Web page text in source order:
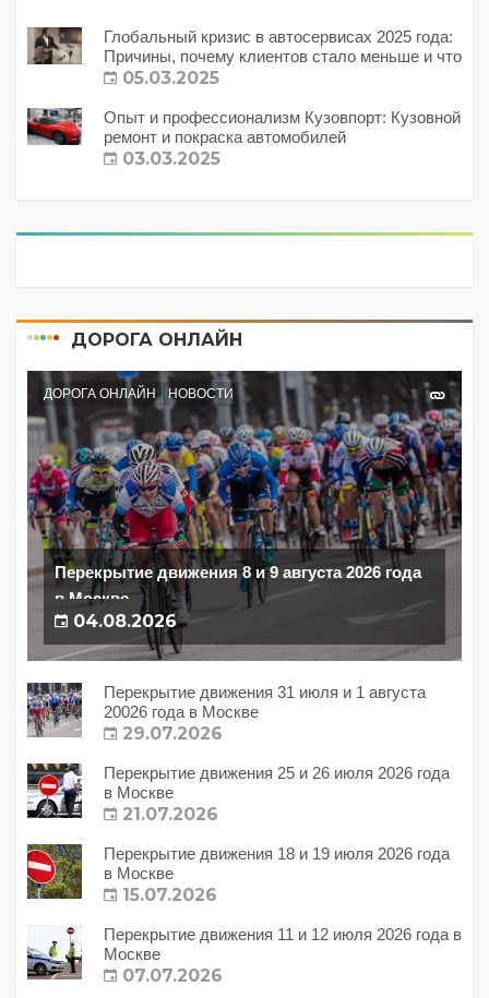
Глобальный кризис в автосервисах 2025 года:
Причины, почему клиентов стало меньше и что
с этим делать?
05.03.2025
Опыт и профессионализм Кузовпорт: Кузовной
ремонт и покраска автомобилей
03.03.2025
ДОРОГА ОНЛАЙН
ДОРОГА ОНЛАЙН НОВОСТИ
Перекрытие движения 8 и 9 августа 2026 года
в Москве
04.08.2026
Перекрытие движения 31 июля и 1 августа
20026 года в Москве
29.07.2026
Перекрытие движения 25 и 26 июля 2026 года
в Москве
21.07.2026
Перекрытие движения 18 и 19 июля 2026 года
в Москве
15.07.2026
Перекрытие движения 11 и 12 июля 2026 года в
Москве
07.07.2026